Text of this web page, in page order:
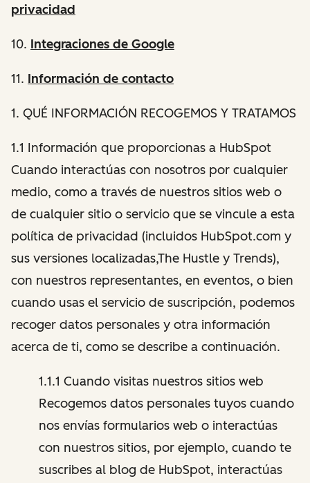
privacidad
10. Integraciones de Google
11. Información de contacto
1. QUÉ INFORMACIÓN RECOGEMOS Y TRATAMOS
1.1 Información que proporcionas a HubSpot
Cuando interactúas con nosotros por cualquier
medio, como a través de nuestros sitios web o
de cualquier sitio o servicio que se vincule a esta
política de privacidad (incluidos HubSpot.com y
sus versiones localizadas,The Hustle y Trends),
con nuestros representantes, en eventos, o bien
cuando usas el servicio de suscripción, podemos
recoger datos personales y otra información
acerca de ti, como se describe a continuación.
1.1.1 Cuando visitas nuestros sitios web
Recogemos datos personales tuyos cuando
nos envías formularios web o interactúas
con nuestros sitios, por ejemplo, cuando te
suscribes al blog de HubSpot, interactúas